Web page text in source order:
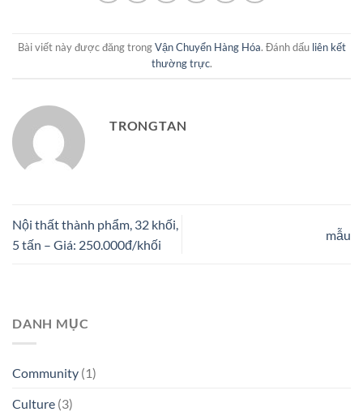
Bài viết này được đăng trongVận Chuyển Hàng Hóa. Đánh dấu liên kết
thường trực.
TRONGTAN
Nội thất thành phẩm, 32 khối,
5 tấn – Giá: 250.000đ/khối
mẫu
DANH MỤC
Community (1)
Culture (3)